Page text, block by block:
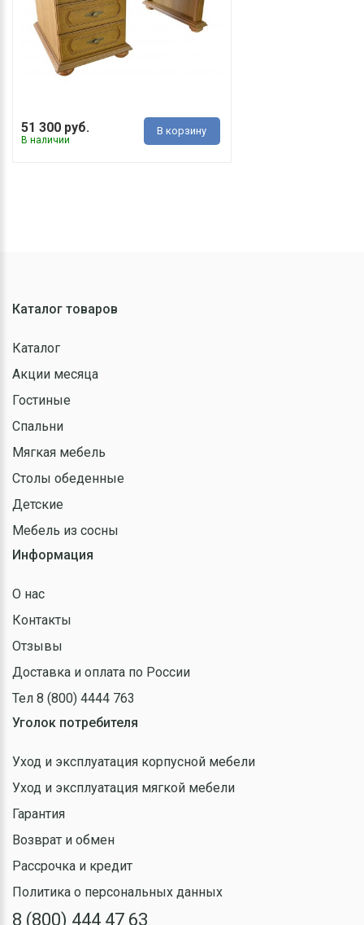
51 300 руб.
В наличии
В корзину
Каталог товаров
Каталог
Акции месяца
Гостиные
Спальни
Мягкая мебель
Столы обеденные
Детские
Мебель из сосны
Информация
О нас
Контакты
Отзывы
Доставка и оплата по России
Тел 8 (800) 4444 763
Уголок потребителя
Уход и эксплуатация корпусной мебели
Уход и эксплуатация мягкой мебели
Гарантия
Возврат и обмен
Рассрочка и кредит
Политика о персональных данных
8 (800) 444 47 63